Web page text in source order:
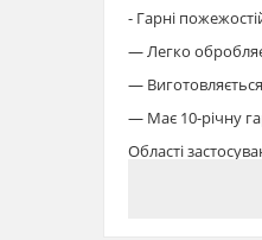
- Гарні
— Легко
—
— Має 10-річну
Області